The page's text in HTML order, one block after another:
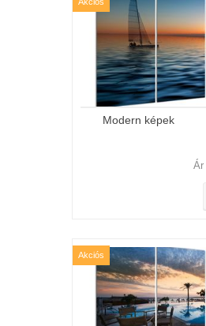
Modern képek
Ár
Akciós